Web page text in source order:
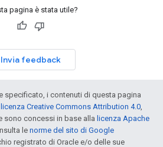
pagina è stata utile?
Invia feedback
specificato, i contenuti di questa pagina
licenza Creative Commons Attribution 4.0,
sono concessi in base alla licenza Apache
le norme del sito di Google
registrato di Oracle e/o delle sue